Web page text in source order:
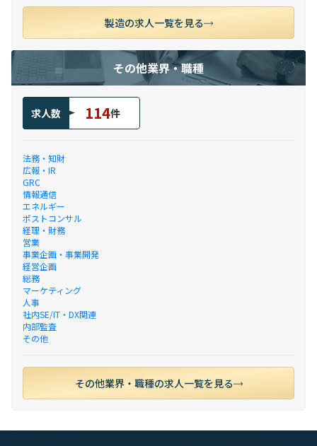
製造の求人一覧を見る
その他業界・職種
求人数 114件
法務・知財
広報・IR
GRC
情報通信
エネルギー
ポストコンサル
経理・財務
営業
事業企画・事業開発
経営企画
総務
マーケティング
人事
社内SE/IT・DX関連
内部監査
その他
その他業界・職種の求人一覧を見る